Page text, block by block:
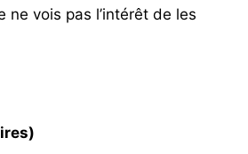
vois pas l’intérêt de les